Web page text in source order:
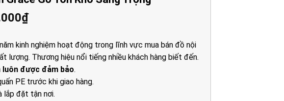
₫Giá
tại
là:
780.000₫.
kinh nghiệm hoạt động trong lĩnh vực mua bán đồ nội
lượng. Thương hiệu nổi tiếng nhiều khách hàng biết đến.
luôn được đảm bảo.
PE trước khi giao hàng.
lắp đặt tận nơi.